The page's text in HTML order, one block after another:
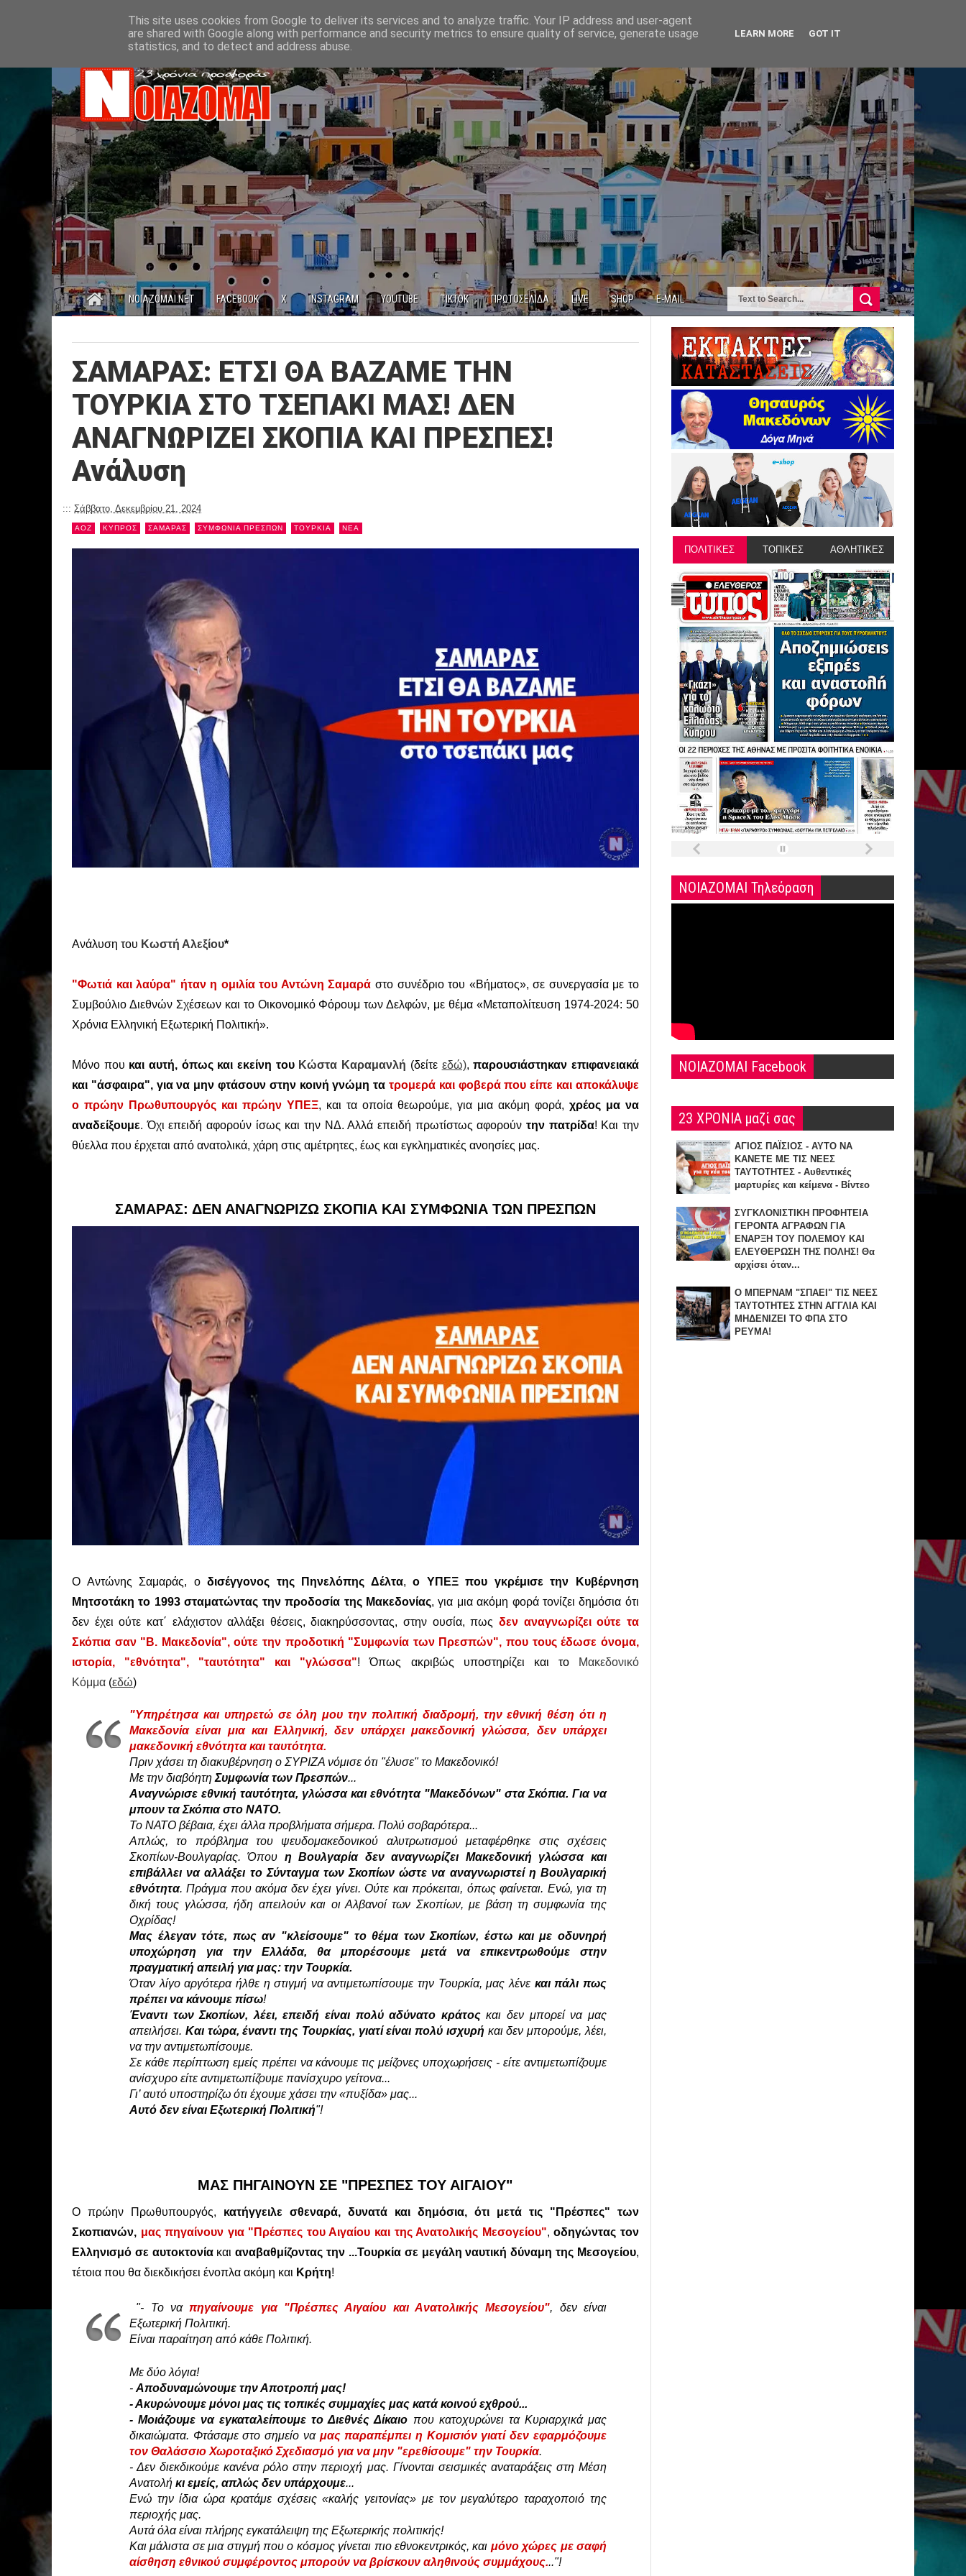
NOIAZOMAI.NET FACEBOOK X INSTAGRAM YOUTUBE TIKTOK ΠΡΩΤΟΣΕΛΙΔΑ LIVE SHOP E-MAIL
ΣΑΜΑΡΑΣ: ΕΤΣΙ ΘΑ ΒΑΖΑΜΕ ΤΗΝ
ΤΟΥΡΚΙΑ ΣΤΟ ΤΣΕΠΑΚΙ ΜΑΣ! ΔΕΝ
ΑΝΑΓΝΩΡΙΖΕΙ ΣΚΟΠΙΑ ΚΑΙ ΠΡΕΣΠΕΣ!
Ανάλυση
::: Σάββατο, Δεκεμβρίου 21, 2024
ΑΟΖ ΚΥΠΡΟΣ ΣΑΜΑΡΑΣ ΣΥΜΦΩΝΙΑ ΠΡΕΣΠΩΝ ΤΟΥΡΚΙΑ NEA
Ανάλυση του Κωστή Αλεξίου*
"Φωτιά και λαύρα" ήταν η ομιλία του Αντώνη Σαμαράστο συνέδριο του «Βήματος», σε συνεργασία με το
Συμβούλιο Διεθνών Σχέσεων και το Οικονομικό Φόρουμ των Δελφών, με θέμα «Μεταπολίτευση 1974-2024: 50
Χρόνια Ελληνική Εξωτερική Πολιτική».
Μόνο που και αυτή, όπως και εκείνη του Κώστα Καραμανλή (δείτε εδώ),παρουσιάστηκαν επιφανειακά
και "άσφαιρα", για να μην φτάσουν στην κοινή γνώμη τατρομερά και φοβερά που είπε και αποκάλυψε
ο πρώην Πρωθυπουργός και πρώην ΥΠΕΞ, και τα οποία θεωρούμε, για μια ακόμη φορά, χρέος μα να
αναδείξουμε. Όχι επειδή αφορούν ίσως και την ΝΔ. Αλλά επειδή πρωτίστως αφορούν την πατρίδα! Και την
θύελλα που έρχεται από ανατολικά, χάρη στις αμέτρητες, έως και εγκληματικές ανοησίες μας.
ΣΑΜΑΡΑΣ: ΔΕΝ ΑΝΑΓΝΩΡΙΖΩ ΣΚΟΠΙΑ ΚΑΙ ΣΥΜΦΩΝΙΑ ΤΩΝ ΠΡΕΣΠΩΝ
Ο Αντώνης Σαμαράς, οδισέγγονος της Πηνελόπης Δέλτα,ο ΥΠΕΞ που γκρέμισε την Κυβέρνηση
Μητσοτάκη το 1993 σταματώντας την προδοσία της Μακεδονίας, για μια ακόμη φορά τονίζει δημόσια ότι
δεν έχει ούτε κατ΄ ελάχιστον αλλάξει θέσεις, διακηρύσσοντας, στην ουσία, πως δεν αναγνωρίζει ούτε τα
Σκόπια σαν "Β. Μακεδονία", ούτε την προδοτική "Συμφωνία των Πρεσπών", που τους έδωσε όνομα,
ιστορία, "εθνότητα", "ταυτότητα" και "γλώσσα"! Όπως ακριβώς υποστηρίζει και το
Μακεδονικό
Κόμμα (εδώ)
"Υπηρέτησα και υπηρετώ σε όλη μου την πολιτική διαδρομή, την εθνική θέση ότι η
Μακεδονία είναι μια και Ελληνική, δεν υπάρχει μακεδονική γλώσσα, δεν υπάρχει
μακεδονική εθνότητα και ταυτότητα.
Πριν χάσει τη διακυβέρνηση ο ΣΥΡΙΖΑ νόμισε ότι "έλυσε" το Μακεδονικό!
Με την διαβόητη Συμφωνία των Πρεσπών...
Αναγνώρισε εθνική ταυτότητα, γλώσσα και εθνότητα "Μακεδόνων" στα Σκόπια. Για να
μπουν τα Σκόπια στο ΝΑΤΟ.
Το ΝΑΤΟ βέβαια, έχει άλλα προβλήματα σήμερα. Πολύ σοβαρότερα...
Απλώς, το πρόβλημα του ψευδομακεδονικού αλυτρωτισμού μεταφέρθηκε στις σχέσεις
Σκοπίων-Βουλγαρίας. Όπου η Βουλγαρία δεν αναγνωρίζει Μακεδονική γλώσσα και
επιβάλλει να αλλάξει το Σύνταγμα των Σκοπίων ώστε να αναγνωριστεί η Βουλγαρική
εθνότητα. Πράγμα που ακόμα δεν έχει γίνει. Ούτε και πρόκειται, όπως φαίνεται. Ενώ, για τη
δική τους γλώσσα, ήδη απειλούν και οι Αλβανοί των Σκοπίων, με βάση τη συμφωνία της
Οχρίδας!
Μας έλεγαν τότε, πως αν "κλείσουμε" το θέμα των Σκοπίων, έστω και με οδυνηρή
υποχώρηση για την Ελλάδα, θα μπορέσουμε μετά να επικεντρωθούμε στην
πραγματική απειλή για μας: την Τουρκία.
Όταν λίγο αργότερα ήλθε η στιγμή να αντιμετωπίσουμε την Τουρκία, μας λένε και πάλι πως
πρέπει να κάνουμε πίσω!
Έναντι των Σκοπίων, λέει, επειδή είναι πολύ αδύνατο κράτοςκαι δεν μπορεί να μας
απειλήσει. Και τώρα, έναντι της Τουρκίας, γιατί είναι πολύ ισχυρή και δεν μπορούμε, λέει,
να την αντιμετωπίσουμε.
Σε κάθε περίπτωση εμείς πρέπει να κάνουμε τις μείζονες υποχωρήσεις - είτε αντιμετωπίζουμε
ανίσχυρο είτε αντιμετωπίζουμε πανίσχυρο γείτονα...
Γι’ αυτό υποστηρίζω ότι έχουμε χάσει την «πυξίδα» μας...
Αυτό δεν είναι Εξωτερική Πολιτική"!
ΜΑΣ ΠΗΓΑΙΝΟΥΝ ΣΕ "ΠΡΕΣΠΕΣ ΤΟΥ ΑΙΓΑΙΟΥ"
Ο πρώην Πρωθυπουργός, κατήγγειλε σθεναρά, δυνατά και δημόσια, ότι μετά τις "Πρέσπες" των
Σκοπιανών, μας πηγαίνουν για "Πρέσπες του Αιγαίου και της Ανατολικής Μεσογείου",οδηγώντας τον
Ελληνισμό σε αυτοκτονίακαιαναβαθμίζοντας την ...Τουρκία σε μεγάλη ναυτική δύναμη της Μεσογείου,
τέτοια που θα διεκδικήσει ένοπλα ακόμη και Κρήτη!
"- Το να πηγαίνουμε για "Πρέσπες Αιγαίου και Ανατολικής Μεσογείου", δεν είναι
Εξωτερική Πολιτική.
Είναι παραίτηση από κάθε Πολιτική.
Με δύο λόγια!
- Αποδυναμώνουμε την Αποτροπή μας!
- Ακυρώνουμε μόνοι μας τις τοπικές συμμαχίες μας κατά κοινού εχθρού...
- Μοιάζουμε να εγκαταλείπουμε το Διεθνές Δίκαιο που κατοχυρώνει τα Κυριαρχικά μας
δικαιώματα. Φτάσαμε στο σημείο να μας παραπέμπει η Κομισιόν γιατί δεν εφαρμόζουμε
τον Θαλάσσιο Χωροταξικό Σχεδιασμό για να μην "ερεθίσουμε" την Τουρκία.
- Δεν διεκδικούμε κανένα ρόλο στην περιοχή μας. Γίνονται σεισμικές αναταράξεις στη Μέση
Ανατολή κι εμείς, απλώς δεν υπάρχουμε...
Ενώ την ίδια ώρα κρατάμε σχέσεις «καλής γειτονίας» με τον μεγαλύτερο ταραχοποιό της
περιοχής μας.
Αυτά όλα είναι πλήρης εγκατάλειψη της Εξωτερικής πολιτικής!
Και μάλιστα σε μια στιγμή που ο κόσμος γίνεται πιο εθνοκεντρικός, και μόνο χώρες με σαφή
αίσθηση εθνικού συμφέροντος μπορούν να βρίσκουν αληθινούς συμμάχους..."!
ΠΟΛΙΤΙΚΕΣ ΤΟΠΙΚΕΣ ΑΘΛΗΤΙΚΕΣ
ΝΟΙΑΖΟΜΑΙ Τηλεόραση
NOIAZOMAI Facebook
23 ΧΡΟΝΙΑ μαζί σας
ΑΓΙΟΣ ΠΑΪΣΙΟΣ - ΑΥΤΟ ΝΑ
ΚΑΝΕΤΕ ΜΕ ΤΙΣ ΝΕΕΣ
ΤΑΥΤΟΤΗΤΕΣ - Αυθεντικές
μαρτυρίες και κείμενα - Βίντεο
ΣΥΓΚΛΟΝΙΣΤΙΚΗ ΠΡΟΦΗΤΕΙΑ
ΓΕΡΟΝΤΑ ΑΓΡΑΦΩΝ ΓΙΑ
ΕΝΑΡΞΗ TOY ΠΟΛΕΜΟΥ ΚΑΙ
ΕΛΕΥΘΕΡΩΣΗ ΤΗΣ ΠΟΛΗΣ! Θα
αρχίσει όταν...
Ο ΜΠΕΡΝΑΜ "ΣΠΑΕΙ" ΤΙΣ ΝΕΕΣ
ΤΑΥΤΟΤΗΤΕΣ ΣΤΗΝ ΑΓΓΛΙΑ KAI
ΜΗΔΕΝΙZΕΙ ΤΟ ΦΠΑ ΣΤΟ
ΡΕΥΜΑ!
This site uses cookies from Google to deliver its services and to analyze traffic. Your IP address and user-agent
are shared with Google along with performance and security metrics to ensure quality of service, generate usage
statistics, and to detect and address abuse.
LEARN MORE GOT IT